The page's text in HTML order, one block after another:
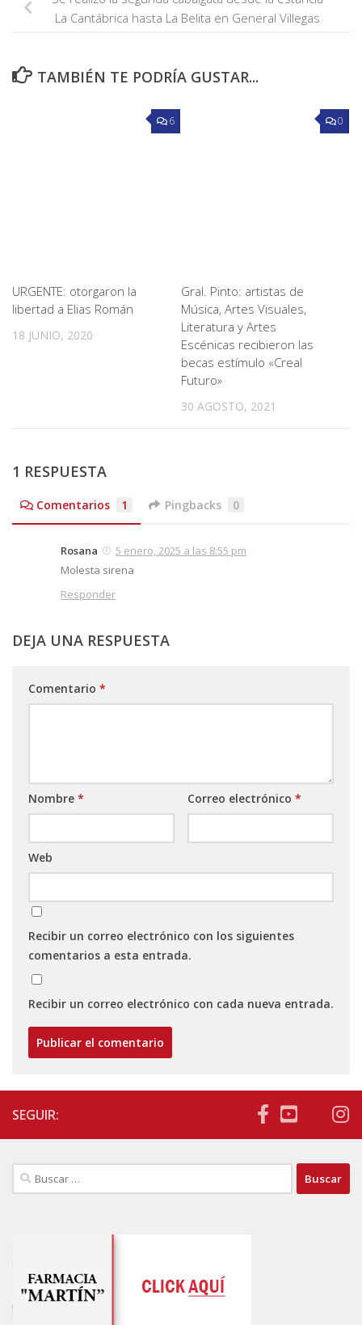
La Cantábrica hasta La Belita en General Villegas
TAMBIÉN TE PODRÍA GUSTAR...
6
URGENTE: otorgaron la
libertad a Elias Román
18 JUNIO, 2020
0
Gral. Pinto: artistas de
Música, Artes Visuales,
Literatura y Artes
Escénicas recibieron las
becas estímulo «Creal
Futuro»
30 AGOSTO, 2021
1 RESPUESTA
Comentarios 1 Pingbacks 0
Rosana
5 enero, 2025 a las 8:55 pm
Molesta sirena
Responder
DEJA UNA RESPUESTA
Comentario *
Nombre * Correo electrónico *
Web
Recibir un correo electrónico con los siguientes
comentarios a esta entrada.
Recibir un correo electrónico con cada nueva entrada.
SEGUIR:
Buscar: